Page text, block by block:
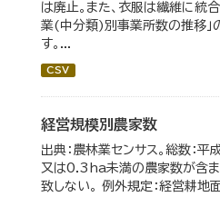
は廃止。また、衣服は繊維に統
業(中分類)別事業所数の推移」
す。...
CSV
経営規模別農家数
出典：農林業センサス。総数：
又は0.3ha未満の農家数が含ま
致しない。 例外規定：経営耕地